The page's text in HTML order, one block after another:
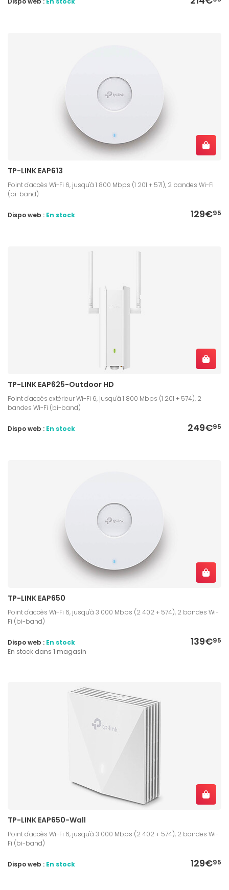
TP-LINK EAP613
Point d'accès Wi-Fi 6, jusqu'à 1 800 Mbps (1 201 + 571), 2 bandes Wi-Fi
(bi-band)
129€95
Dispo web : En stock
TP-LINK EAP625-Outdoor HD
Point d'accès extérieur Wi-Fi 6, jusqu'à 1 800 Mbps (1 201 + 574), 2
bandes Wi-Fi (bi-band)
249€95
Dispo web : En stock
TP-LINK EAP650
Point d'accès Wi-Fi 6, jusqu'à 3 000 Mbps (2 402 + 574), 2 bandes Wi-
Fi (bi-band)
139€95
Dispo web : En stock
En stock dans 1 magasin
TP-LINK EAP650-Wall
Point d'accès Wi-Fi 6, jusqu'à 3 000 Mbps (2 402 + 574), 2 bandes Wi-
Fi (bi-band)
129€95
Dispo web : En stock